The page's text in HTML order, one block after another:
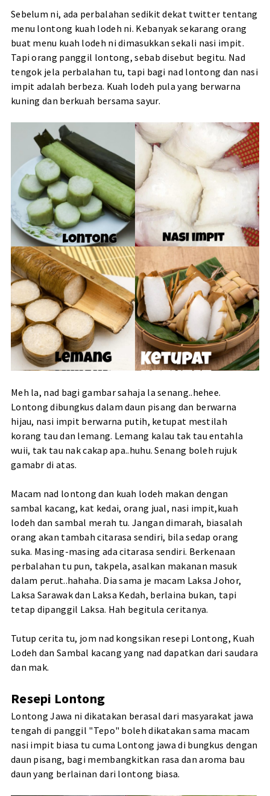
Sebelum ni, ada perbalahan sedikit dekat twitter tentang
menu lontong kuah lodeh ni. Kebanyak sekarang orang
buat menu kuah lodeh ni dimasukkan sekali nasi impit.
Tapi orang panggil lontong, sebab disebut begitu. Nad
tengok jela perbalahan tu, tapi bagi nad lontong dan nasi
impit adalah berbeza. Kuah lodeh pula yang berwarna
kuning dan berkuah bersama sayur.
Meh la, nad bagi gambar sahaja la senang..hehee.
Lontong dibungkus dalam daun pisang dan berwarna
hijau, nasi impit berwarna putih, ketupat mestilah
korang tau dan lemang. Lemang kalau tak tau entahla
wuii, tak tau nak cakap apa..huhu. Senang boleh rujuk
gamabr di atas.
Macam nad lontong dan kuah lodeh makan dengan
sambal kacang, kat kedai, orang jual, nasi impit,kuah
lodeh dan sambal merah tu. Jangan dimarah, biasalah
orang akan tambah citarasa sendiri, bila sedap orang
suka. Masing-masing ada citarasa sendiri. Berkenaan
perbalahan tu pun, takpela, asalkan makanan masuk
dalam perut..hahaha. Dia sama je macam Laksa Johor,
Laksa Sarawak dan Laksa Kedah, berlaina bukan, tapi
tetap dipanggil Laksa. Hah begitula ceritanya.
Tutup cerita tu, jom nad kongsikan resepi Lontong, Kuah
Lodeh dan Sambal kacang yang nad dapatkan dari saudara
dan mak.
Resepi Lontong
Lontong Jawa ni dikatakan berasal dari masyarakat jawa
tengah di panggil "Tepo" boleh dikatakan sama macam
nasi impit biasa tu cuma Lontong jawa di bungkus dengan
daun pisang, bagi membangkitkan rasa dan aroma bau
daun yang berlainan dari lontong biasa.